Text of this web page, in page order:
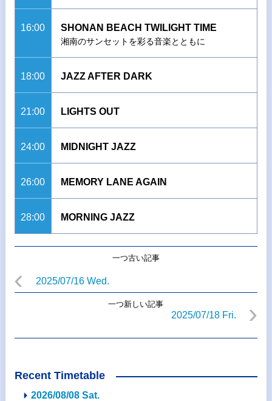
16:00 SHONAN BEACH TWILIGHT TIME
湘南のサンセットを彩る音楽とともに
18:00 JAZZ AFTER DARK
21:00 LIGHTS OUT
24:00 MIDNIGHT JAZZ
26:00 MEMORY LANE AGAIN
28:00 MORNING JAZZ
一つ古い記事
2025/07/16 Wed.
一つ新しい記事
2025/07/18 Fri.
Recent Timetable
2026/08/08 Sat.